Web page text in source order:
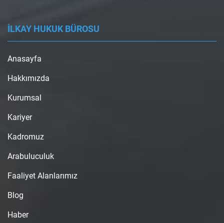
İLKAY HUKUK BÜROSU
Anasayfa
Hakkımızda
Kurumsal
Kariyer
Kadromuz
Arabuluculuk
Faaliyet Alanlarımız
Blog
Haber